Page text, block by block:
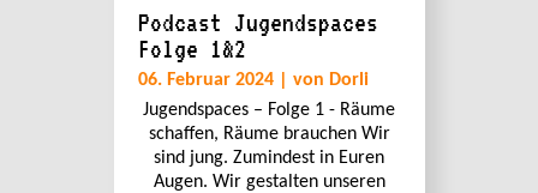
Podcast Jugendspaces
Folge 1&2
06. Februar 2024 | von Dorli
Jugendspaces – Folge 1 - Räume
schaffen, Räume brauchen Wir
sind jung. Zumindest in Euren
Augen. Wir gestalten unseren